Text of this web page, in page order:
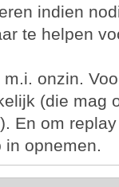
indien
te helpen
onzin.
(die mag
En om
in opnemen.